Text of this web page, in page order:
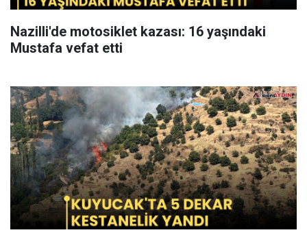
Nazilli'de motosiklet kazası: 16 yaşındaki
Mustafa vefat etti